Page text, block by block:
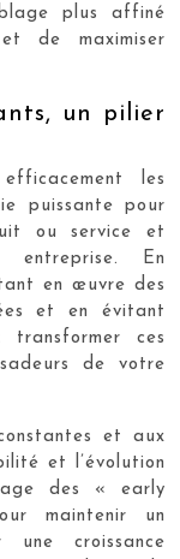
plus affiné
de maximiser
un pilier
les
puissante pour
ou service et
En
en œuvre des
et en évitant
transformer ces
de votre
et aux
et l’évolution
des « early
maintenir un
une croissance